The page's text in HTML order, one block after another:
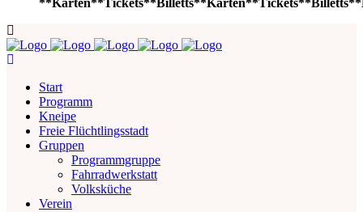
Start
Programm
Kneipe
Freie Flüchtlingsstadt
Gruppen
Programmgruppe
Fahrradwerkstatt
Volksküche
Verein